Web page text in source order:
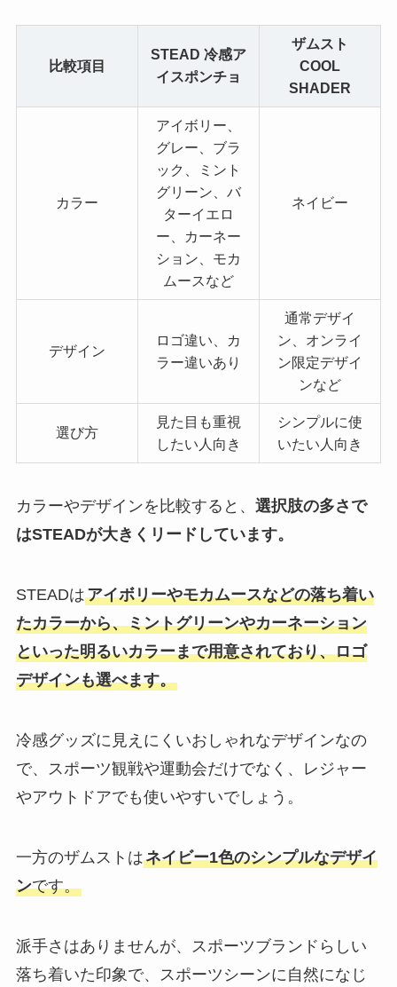
比較項目
STEAD 冷感ア
イスポンチョ
ザムスト
COOL
SHADER
カラー
アイボリー、
グレー、ブラ
ック、ミント
グリーン、バ
ターイエロ
ー、カーネー
ション、モカ
ムースなど
ネイビー
デザイン
ロゴ違い、カ
ラー違いあり
通常デザイ
ン、オンライ
ン限定デザイ
ンなど
選び方
見た目も重視
したい人向き
シンプルに使
いたい人向き
カラーやデザインを比較すると、 選択肢の多さで
はSTEADが大きくリードしています。
STEADはアイボリーやモカムースなどの落ち着い
たカラーから、ミントグリーンやカーネーション
といった明るいカラーまで用意されており、ロゴ
デザインも選べます。
冷感グッズに見えにくいおしゃれなデザインなの
で、スポーツ観戦や運動会だけでなく、レジャー
やアウトドアでも使いやすいでしょう。
一方のザムストはネイビー1色のシンプルなデザイ
ンです。
派手さはありませんが、スポーツブランドらしい
落ち着いた印象で、スポーツシーンに自然になじ